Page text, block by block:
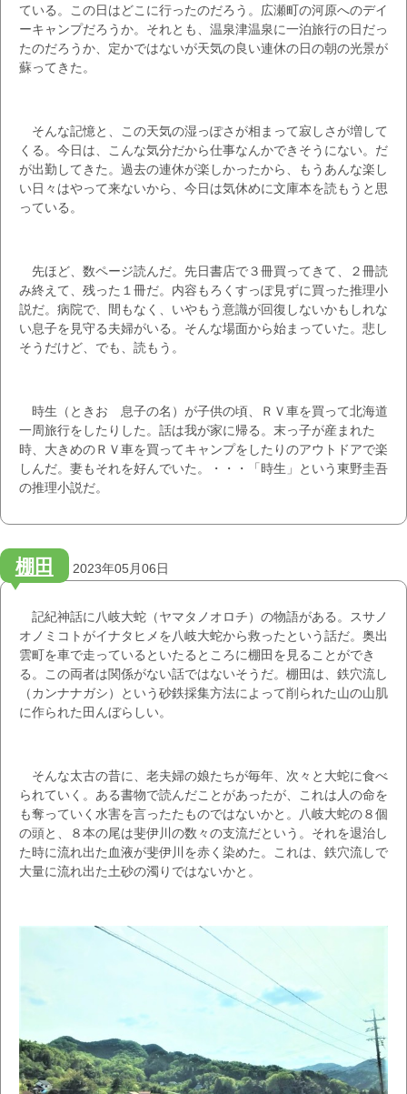
ている。この日はどこに行ったのだろう。広瀬町の河原へのデイ
ーキャンプだろうか。それとも、温泉津温泉に一泊旅行の日だっ
たのだろうか、定かではないが天気の良い連休の日の朝の光景が
蘇ってきた。
そんな記憶と、この天気の湿っぽさが相まって寂しさが増して
くる。今日は、こんな気分だから仕事なんかできそうにない。だ
が出勤してきた。過去の連休が楽しかったから、もうあんな楽し
い日々はやって来ないから、今日は気休めに文庫本を読もうと思
っている。
先ほど、数ページ読んだ。先日書店で３冊買ってきて、２冊読
み終えて、残った１冊だ。内容もろくすっぽ見ずに買った推理小
説だ。病院で、間もなく、いやもう意識が回復しないかもしれな
い息子を見守る夫婦がいる。そんな場面から始まっていた。悲し
そうだけど、でも、読もう。
時生（ときお 息子の名）が子供の頃、ＲＶ車を買って北海道
一周旅行をしたりした。話は我が家に帰る。末っ子が産まれた
時、大きめのＲＶ車を買ってキャンプをしたりのアウトドアで楽
しんだ。妻もそれを好んでいた。・・・「時生」という東野圭吾
の推理小説だ。
棚田 2023年05月06日
記紀神話に八岐大蛇（ヤマタノオロチ）の物語がある。スサノ
オノミコトがイナタヒメを八岐大蛇から救ったという話だ。奥出
雲町を車で走っているといたるところに棚田を見ることができ
る。この両者は関係がない話ではないそうだ。棚田は、鉄穴流し
（カンナナガシ）という砂鉄採集方法によって削られた山の山肌
に作られた田んぼらしい。
そんな太古の昔に、老夫婦の娘たちが毎年、次々と大蛇に食べ
られていく。ある書物で読んだことがあったが、これは人の命を
も奪っていく水害を言ったたものではないかと。八岐大蛇の８個
の頭と、８本の尾は斐伊川の数々の支流だという。それを退治し
た時に流れ出た血液が斐伊川を赤く染めた。これは、鉄穴流しで
大量に流れ出た土砂の濁りではないかと。